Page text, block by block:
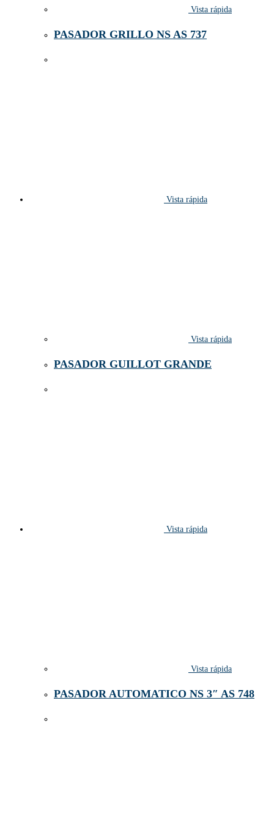
Vista rápida
PASADOR GRILLO NS AS 737
Vista rápida
Vista rápida
PASADOR GUILLOT GRANDE
Vista rápida
Vista rápida
PASADOR AUTOMATICO NS 3″ AS 748